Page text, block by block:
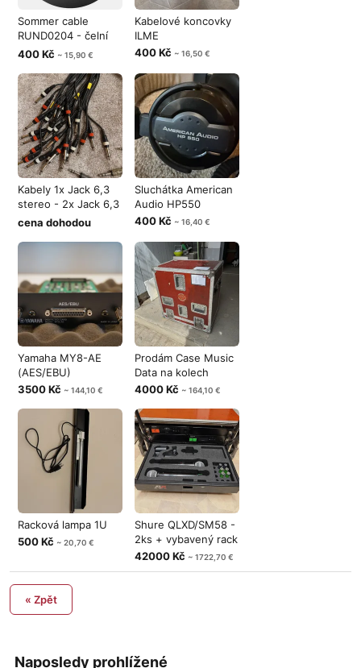
Naposledy prohlížené
Sommer cable
RUND0204 - čelní
plech
400 Kč ~ 15,90 €
Kabelové koncovky
ILME
400 Kč ~ 16,50 €
Kabely 1x Jack 6,3
stereo - 2x Jack 6,3
- mon
cena dohodou
Sluchátka American
Audio HP550
400 Kč ~ 16,40 €
Yamaha MY8-AE
(AES/EBU)
3500 Kč ~ 144,10 €
Prodám Case Music
Data na kolech
4000 Kč ~ 164,10 €
Racková lampa 1U
500 Kč ~ 20,70 €
Shure QLXD/SM58 -
2ks + vybavený rack
42000 Kč ~ 1722,70 €
« Zpět